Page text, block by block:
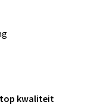
top kwaliteit